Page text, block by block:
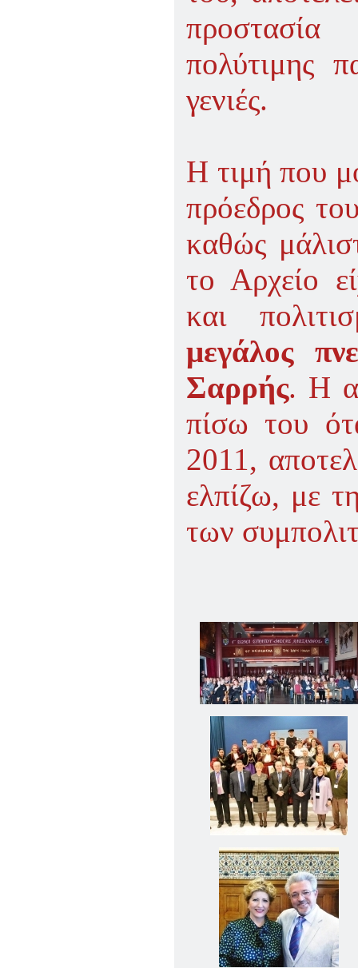
πολύτιμης
Η τιμή που
πρόεδρος
καθώς
το Αρχείο
και
μεγάλος
Σαρρής. Η
πίσω του
2011,
ελπίζω, με
των